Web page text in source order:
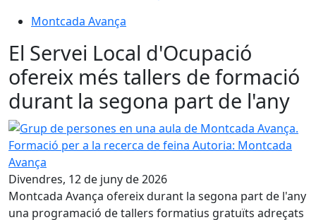
Montcada Avança
El Servei Local d'Ocupació
ofereix més tallers de formació
durant la segona part de l'any
Grup de persones en una aula de Montcada Avança.
Formació per a la recerca de feina Autoria: Montcada
Avança
Divendres, 12 de juny de 2026
Montcada Avança ofereix durant la segona part de l'any
una programació de tallers formatius gratuïts adreçats